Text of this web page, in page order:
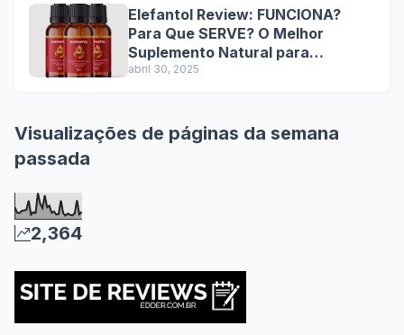
Elefantol Review: FUNCIONA?
Para Que SERVE? O Melhor
Suplemento Natural para
Performance Sexual Masculina
abril 30, 2025
Visualizações de páginas da semana
passada
2,364